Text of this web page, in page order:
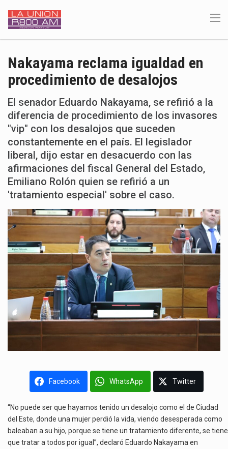
Nakayama reclama igualdad en
procedimiento de desalojos
El senador Eduardo Nakayama, se refirió a la
diferencia de procedimiento de los invasores
"vip" con los desalojos que suceden
constantemente en el país. El legislador
liberal, dijo estar en desacuerdo con las
afirmaciones del fiscal General del Estado,
Emiliano Rolón quien se refirió a un
'tratamiento especial' sobre el caso.
Facebook WhatsApp Twitter
“No puede ser que hayamos tenido un desalojo como el de Ciudad
del Este, donde una mujer perdió la vida, viendo desesperada como
baleaban a su hijo, porque se tiene un tratamiento diferente, se tiene
que tratar a todos por igual”, declaró Eduardo Nakayama en